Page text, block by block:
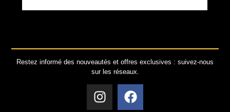
Restez informé des nouveautés et offres exclusives : suivez-nous
sur les réseaux.